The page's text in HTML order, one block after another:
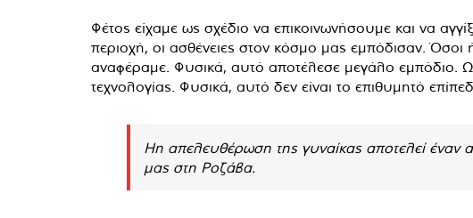
Φέτος είχαμε ως σχέδιο να επικοινωνήσουμε και να
περιοχή, οι ασθένειες στον κόσμο μας εμπόδισαν.
αναφέραμε. Φυσικά, αυτό αποτέλεσε μεγάλο εμπόδιο.
τεχνολογίας. Φυσικά, αυτό δεν είναι το επιθυμητό
Ηη απελευθέρωση της γυναίκας αποτελεί
μας στη Ροζάβα.